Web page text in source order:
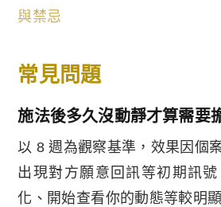
與禁忌
常見問題
施法後多久沒動靜才算需要
以 8 週為觀察基準，效果因個
出現對方願意回訊等初期訊
化、開始查看你的動態等較明